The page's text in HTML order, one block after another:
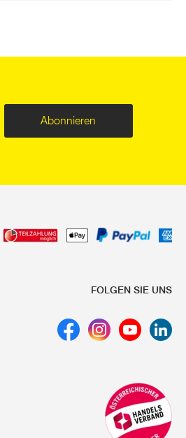
Abonnieren
FOLGEN SIE UNS